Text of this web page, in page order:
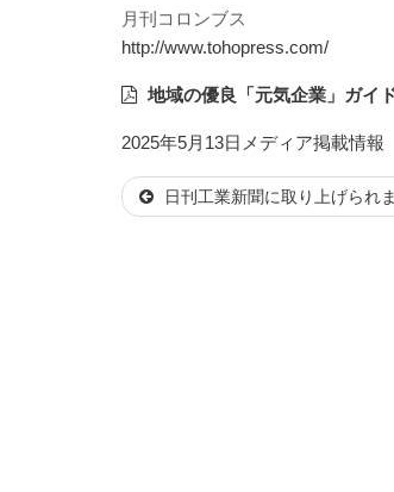
月刊コロンブス
http://www.tohopress.com/
地域の優良「元気企業」ガイ
投
日:
2025年5月13日 カ
ゴ
メディア掲載情報
日刊工業新聞に取り上げられ